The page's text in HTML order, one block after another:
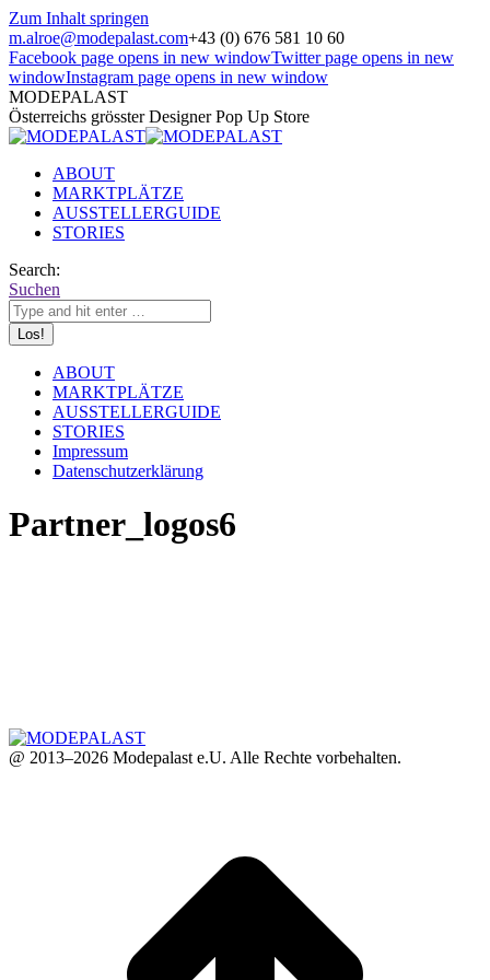
Zum Inhalt springen
m.alroe@modepalast.com+43 (0) 676 581 10 60
Facebook page opens in new windowTwitter page opens in new
windowInstagram page opens in new window
MODEPALAST
Österreichs grösster Designer Pop Up Store
ABOUT
MARKTPLÄTZE
AUSSTELLERGUIDE
STORIES
Search:
Suchen
ABOUT
MARKTPLÄTZE
AUSSTELLERGUIDE
STORIES
Impressum
Datenschutzerklärung
Partner_logos6
@ 2013–2026 Modepalast e.U. Alle Rechte vorbehalten.